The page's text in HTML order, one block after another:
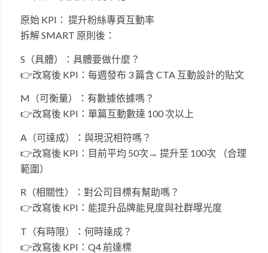
原始 KPI： 提升粉絲專頁互動率
拆解 SMART 原則後：
S（具體）：具體要做什麼？
👉改寫後 KPI：每週發布 3 篇含 CTA 互動設計的貼文
M（可衡量）：有數據依據嗎？
👉改寫後 KPI：單篇互動數達 100 次以上
A（可達成）：與現況相符嗎？
👉改寫後 KPI：目前平均 50次→ 提升至 100次 （合理
範圍）
R（相關性）：對公司目標有幫助嗎？
👉改寫後 KPI：能提升品牌能見度與社群曝光度
T（有時限）：何時達成？
👉改寫後 KPI：Q4 前達標